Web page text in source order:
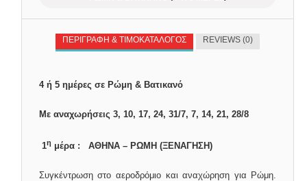
ΠΕΡΙΓΡΑΦΗ & ΤΙΜΟΚΑΤΑΛΟΓΟΣ REVIEWS (0)
4 ή 5 ημέρες σε Ρώμη & Βατικανό
Με αναχωρήσεις 3, 10, 17, 24, 31/7, 7, 14, 21, 28/8
1η μέρα : ΑΘΗΝΑ – ΡΩΜΗ (ΞΕΝΑΓΗΣΗ)
Συγκέντρωση στο αεροδρόμιο και αναχώρηση για Ρώμη.